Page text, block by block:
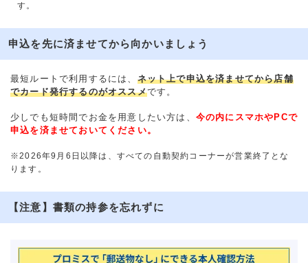
す。
申込を先に済ませてから向かいましょう
最短ルートで利用するには、 ネット上で申込を済ませてから店舗
でカード発行するのがオススメです。
少しでも短時間でお金を用意したい方は、 今の内にスマホやPCで
申込を済ませておいてください。
※2026年9月6日以降は、すべての自動契約コーナーが営業終了とな
ります。
【注意】書類の持参を忘れずに